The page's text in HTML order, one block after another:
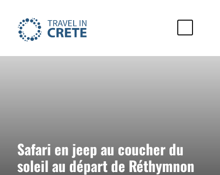
Safari en jeep au coucher du
soleil au départ de Réthymnon